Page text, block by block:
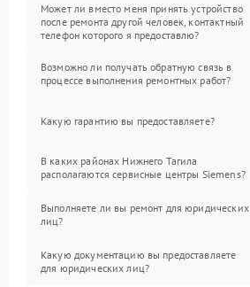
Может ли вместо меня принять устройство
после ремонта другой человек, контактный
телефон которого я предоставлю?
Возможно ли получать обратную связь в
процессе выполнения ремонтных работ?
Какую гарантию вы предоставляете?
В каких районах Нижнего Тагила
располагаются сервисные центры Siemens?
Выполняете ли вы ремонт для юридических
лиц?
Какую документацию вы предоставляете
для юридических лиц?